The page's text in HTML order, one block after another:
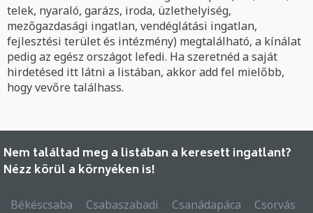
telek, nyaraló, garázs, iroda, üzlethelyiség,
mezőgazdasági ingatlan, vendéglátási ingatlan,
fejlesztési terület és intézmény) megtalálható, a kínálat
pedig az egész országot lefedi. Ha szeretnéd a saját
hirdetésed itt látni a listában, akkor add fel mielőbb,
hogy vevőre találhass.
Nem találtad meg a listában a keresett ingatlant?
Nézz körül a környéken is!
Békéscsaba Csabaszabadi Csanádapáca
Csorvás